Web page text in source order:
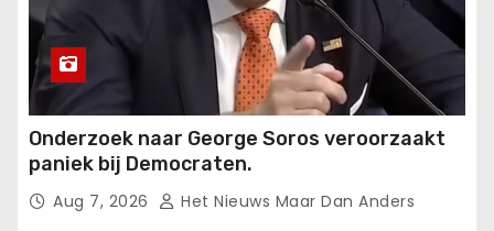
Onderzoek naar George Soros veroorzaakt
paniek bij Democraten.
Aug 7, 2026 Het Nieuws Maar Dan Anders